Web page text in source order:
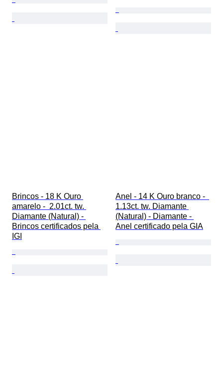
Brincos - 18 K Ouro
amarelo -  2.01ct. tw.
Diamante (Natural) -
Brincos certificados pela
IGI
Anel - 14 K Ouro branco -
1.13ct. tw. Diamante
(Natural) - Diamante -
Anel certificado pela GIA